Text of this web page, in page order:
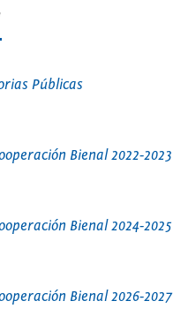
Públicas
Bienal 2022-2023
Bienal 2024-2025
Bienal 2026-2027